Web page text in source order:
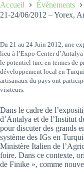
Accueil
Événements
21-24/06/2012 – Yorex,
Du 21 au 24 Juin 2012, une
lieu à l’Expo Center
le potentiel turc en termes de
développement local en
artisanaux du pays ont
visiteurs.
Dans le cadre de
d’Antalya et de l’Institut
pour discuter des grands
système des IGs en
Ministère Italien de
foire. Dans ce contexte,
de Finike », comme